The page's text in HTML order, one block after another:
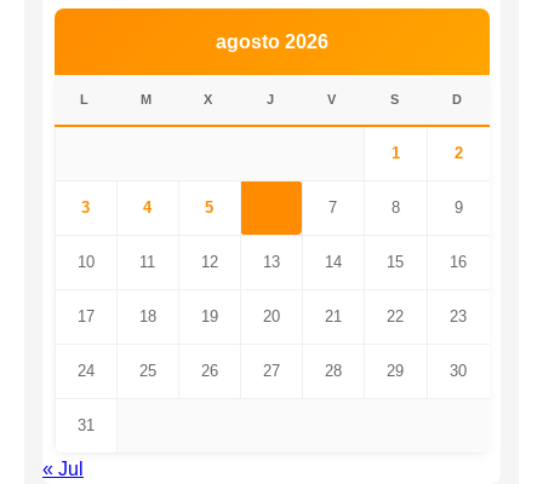
agosto 2026
L M X J V S D
1 2
3 4 5 7 8 9
10 11 12 13 14 15 16
17 18 19 20 21 22 23
24 25 26 27 28 29 30
31
« Jul